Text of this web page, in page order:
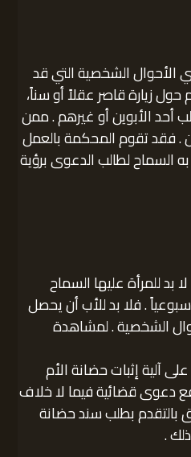
الشخصية التي قد
زيارة قاصر عقلاً أو سناً،
الأبوين أو غيرهم . ممن
. فقد تقوم المحكمة بالعمل
السماح لطالب الدعوى برؤية
للمرأة عليها السماح
. فلا بد للأب أن يحصل
الشخصية . لمشاهدة
آلية إثبات حضانة الأم
دعوى قضائية فيما لا خلاف
بالتقدم بطلب سند حضانة
.